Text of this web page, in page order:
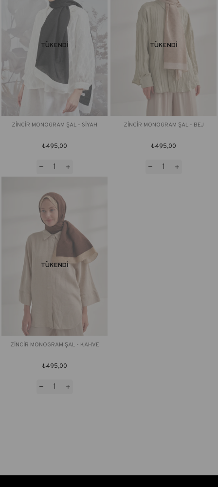
TÜKENDI
ZİNCİR MONOGRAM ŞAL - SİYAH
₺495,00
TÜKENDI
ZİNCİR MONOGRAM ŞAL - BEJ
₺495,00
TÜKENDI
ZİNCİR MONOGRAM ŞAL - KAHVE
₺495,00